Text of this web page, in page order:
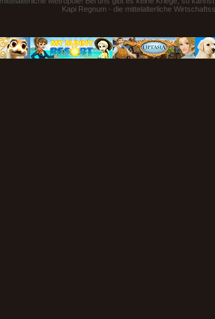
Kapi Regnum - die mittelalterliche